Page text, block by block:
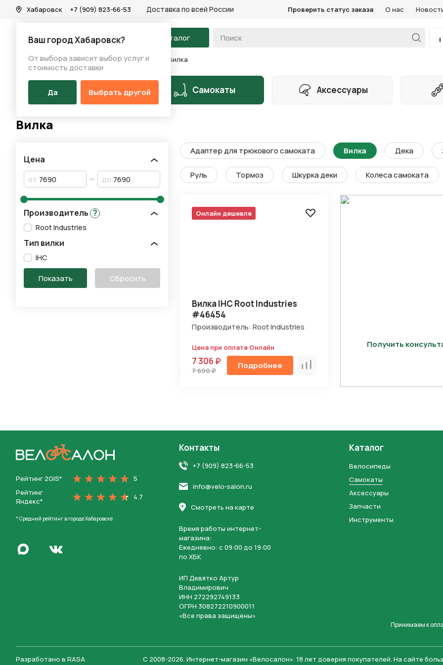
Хабаровск
Ваш город Хабаровск?
От выбора зависит выбор услуг и
стоимость доставки
Да Выбрать другой
+7 (909) 823-66-53 Доставка по всей России Проверить статус заказа О нас
На главную Каталог
Каталог/Самокаты/Запчасти на самокаты Вилка
Разделы каталога
Велосипеды Самокаты Аксессуары
Вилка
Цена
от до
Производитель ?
Root Industries
Тип вилки
IHC
Адаптер для трюкового самоката Вилка Дека
Руль Тормоз Шкурка деки Колеса самоката
Онлайн дешевле
Вилка IHC Root Industries
#46454
Производитель: Root Industries
Цена при оплате Онлайн
7 306 ₽
7 690 ₽ Подробнее Сравнить
Получить
Рейтинг 2GIS*
5
Рейтинг
Яндекс*
4.7
* Средний рейтинг в городе Хабаровске
Написать в MaxПерейти во Вконтакте
Контакты
+7 (909) 823-66-53
info@velo-salon.ru
Смотреть на карте
Время работы интернет-
магазина:
Ежедневно: c 09:00 до 19:00
по ХБК
ИП Девятко Артур
Владимирович
ИНН 272292749133
ОГРН 308272210900011
«Все права защищены»
Каталог
Велосипеды
Самокаты
Аксессуары
Запчасти
Инструменты
Принимаем к
Разработано в RASA С 2008-2026. Интернет-магазин «Велосалон». 18 лет доверия покупателей. На сайте